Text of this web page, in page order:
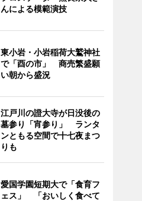
んによる模範演技
東小岩・小岩稲荷大鷲神社
で「酉の市」 商売繁盛願
い朝から盛況
江戸川の證大寺が日没後の
墓参り「宵参り」 ランタ
ンともる空間で十七夜まつ
りも
愛国学園短期大で「食育フ
ェス」 「おいしく食べて